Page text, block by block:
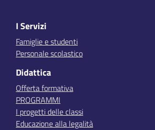
I Servizi
Famiglie e studenti
Personale scolastico
Didattica
Offerta formativa
PROGRAMMI
I progetti delle classi
Educazione alla legalità